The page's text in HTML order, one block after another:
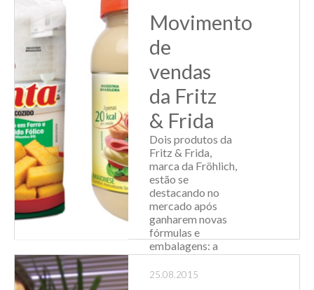
um canal, dessa vez
digit...
Leia Mais
Movimento
de
vendas
da Fritz
& Frida
Dois produtos da
Fritz & Frida,
marca da Fröhlich,
estão se
destacando no
mercado após
ganharem novas
fórmulas e
embalagens: a
Maionese Fritz &
Frida e a Polenta
25.08.2015